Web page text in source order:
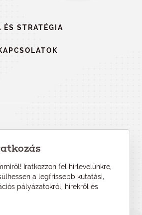
STRATÉGIA
Iratkozzon fel hírlevelünkre,
a legfrissebb kutatási,
pályázatokról, hírekről és